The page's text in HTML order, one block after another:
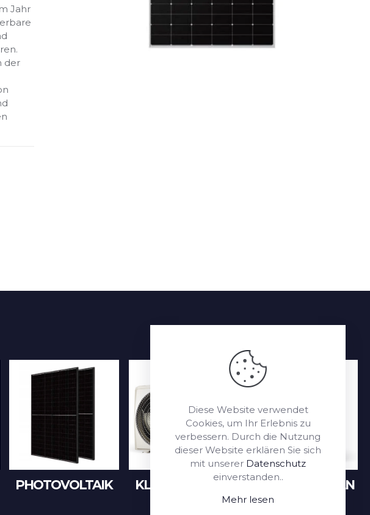
Jahr
der
PHOTOVOLTAIK KLIMAANLAGEN WÄRMEPUMPEN
Diese Website verwendet
Cookies, um Ihr Erlebnis zu
verbessern. Durch die Nutzung
dieser Website erklären Sie sich
mit unserer Datenschutz
einverstanden..
Mehr lesen